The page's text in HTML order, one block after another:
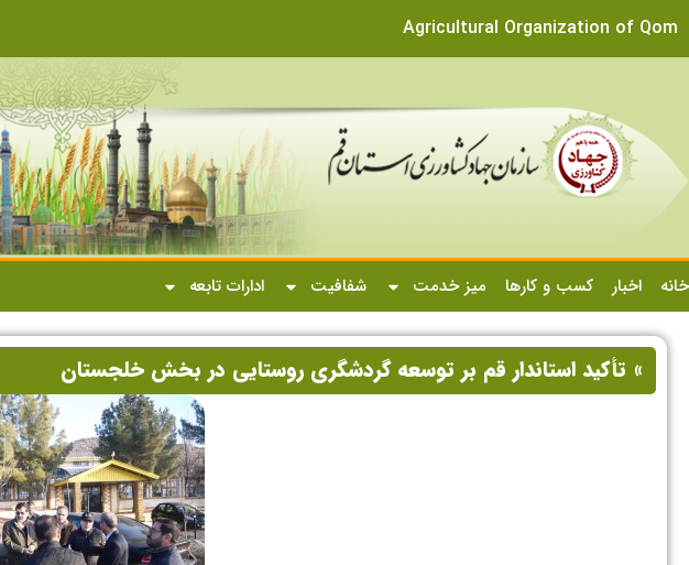
Agricultural Organization of Qom
خانه
اخبار کسب و کارها میز خدمت شفافیت ادارات تابعه
» تأکید استاندار قم بر توسعه گردشگری روستایی در بخش خلجستان